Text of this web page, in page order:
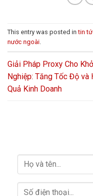
This entry was posted intin
nước ngoài
Giải Pháp Proxy Cho
Nghiệp: Tăng Tốc Độ và
Quả Kinh Doanh